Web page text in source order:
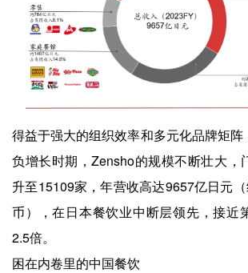
得益于强大的组织效率和多元化品牌矩阵
负增长时期，Zensho的规模不断壮大，
升至15109家，年营收高达9657亿日元
币），在日本餐饮业中断层领先，接近
2.5倍。
困在内卷里的中国餐饮